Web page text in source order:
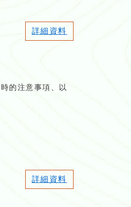
詳細資料
的注意事項、以
詳細資料